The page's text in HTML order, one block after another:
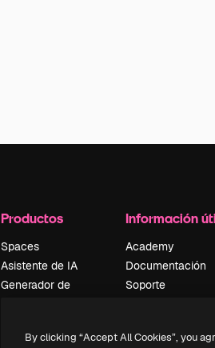
Productos
Spaces
Asistente de IA
Generador de
vídeos
Información
Academy
Documentación
Soporte
privacidad
By clicking “Accept All Cookies”, you